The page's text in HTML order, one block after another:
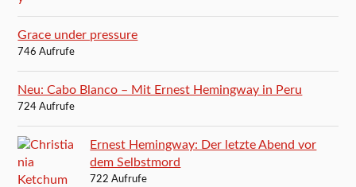
Grace under pressure
746 Aufrufe
Neu: Cabo Blanco – Mit Ernest Hemingway in Peru
724 Aufrufe
Ernest Hemingway: Der letzte Abend vor
dem Selbstmord
722 Aufrufe